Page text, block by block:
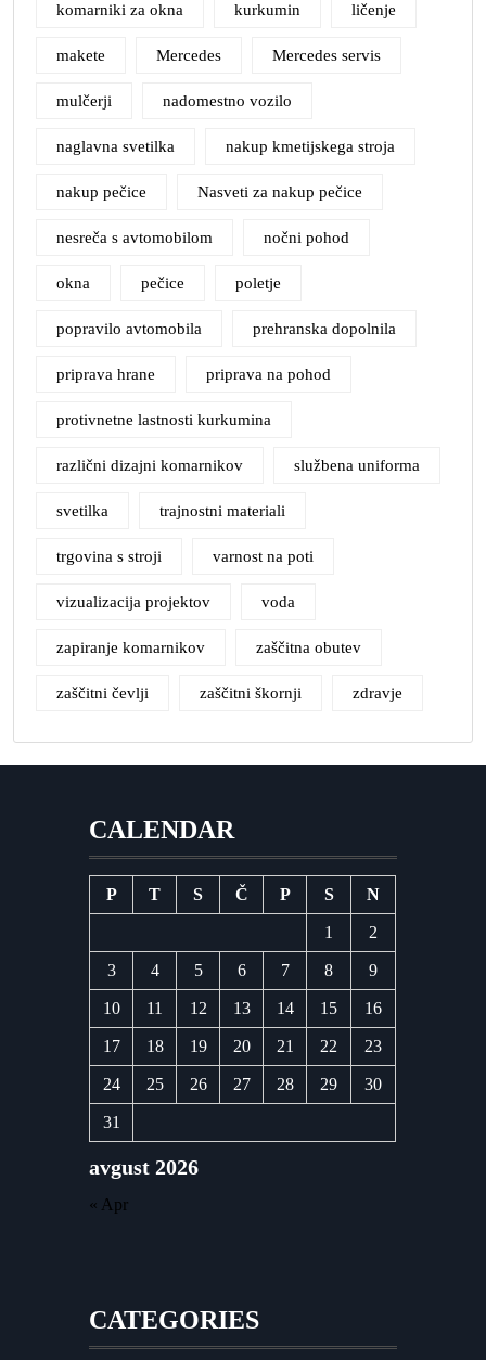
komarniki za okna kurkumin ličenje
makete Mercedes Mercedes servis
mulčerji nadomestno vozilo
naglavna svetilka nakup kmetijskega stroja
nakup pečice Nasveti za nakup pečice
nesreča s avtomobilom nočni pohod
okna pečice poletje
popravilo avtomobila prehranska dopolnila
priprava hrane priprava na pohod
protivnetne lastnosti kurkumina
različni dizajni komarnikov službena uniforma
svetilka trajnostni materiali
trgovina s stroji varnost na poti
vizualizacija projektov voda
zapiranje komarnikov zaščitna obutev
zaščitni čevlji zaščitni škornji zdravje
CALENDAR
avgust 2026
P T S Č P S N
1 2
3 4 5 6 7 8 9
10 11 12 13 14 15 16
17 18 19 20 21 22 23
24 25 26 27 28 29 30
31
« Apr
CATEGORIES